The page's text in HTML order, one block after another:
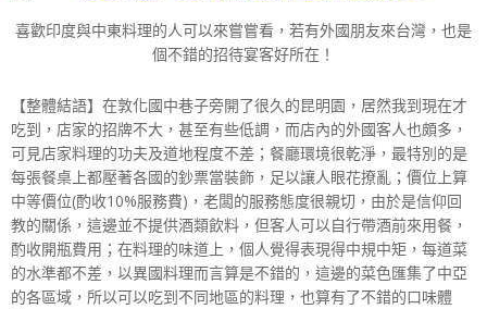
喜歡印度與中東料理的人可以來嘗嘗看，若有外國朋友來台灣，也是
個不錯的招待宴客好所在！
【整體結語】在敦化國中巷子旁開了很久的昆明園，居然我到現在才
吃到，店家的招牌不大，甚至有些低調，而店內的外國客人也頗多，
可見店家料理的功夫及道地程度不差；餐廳環境很乾淨，最特別的是
每張餐桌上都壓著各國的鈔票當裝飾，足以讓人眼花撩亂；價位上算
中等價位(酌收10%服務費)，老闆的服務態度很親切，由於是信仰回
教的關係，這邊並不提供酒類飲料，但客人可以自行帶酒前來用餐，
酌收開瓶費用；在料理的味道上，個人覺得表現得中規中矩，每道菜
的水準都不差，以異國料理而言算是不錯的，這邊的菜色匯集了中亞
的各區域，所以可以吃到不同地區的料理，也算有了不錯的口味體